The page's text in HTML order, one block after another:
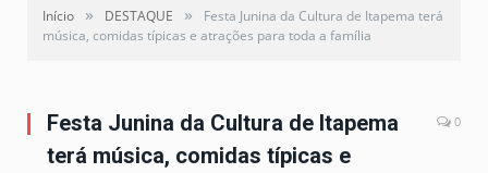
Início » DESTAQUE »
Festa Junina da Cultura de Itapema terá
música, comidas típicas e atrações para toda a família
Festa Junina da Cultura de Itapema
terá música, comidas típicas e
0